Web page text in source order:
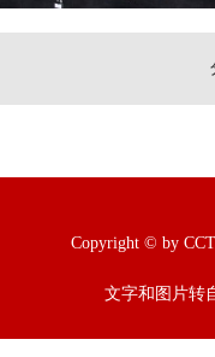
Copyright © by
文字和图片转